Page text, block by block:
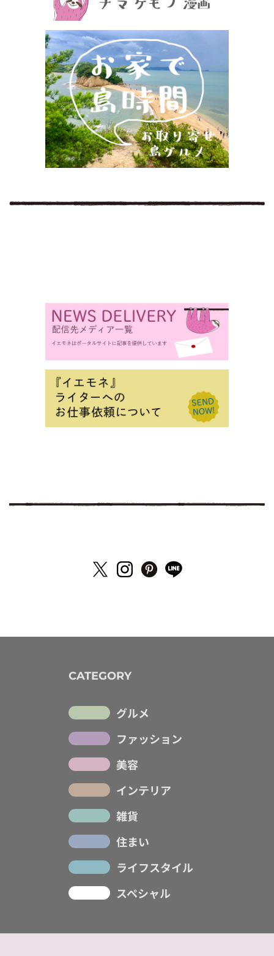
CATEGORY
グルメ
ファッション
美容
インテリア
雑貨
住まい
ライフスタイル
スペシャル